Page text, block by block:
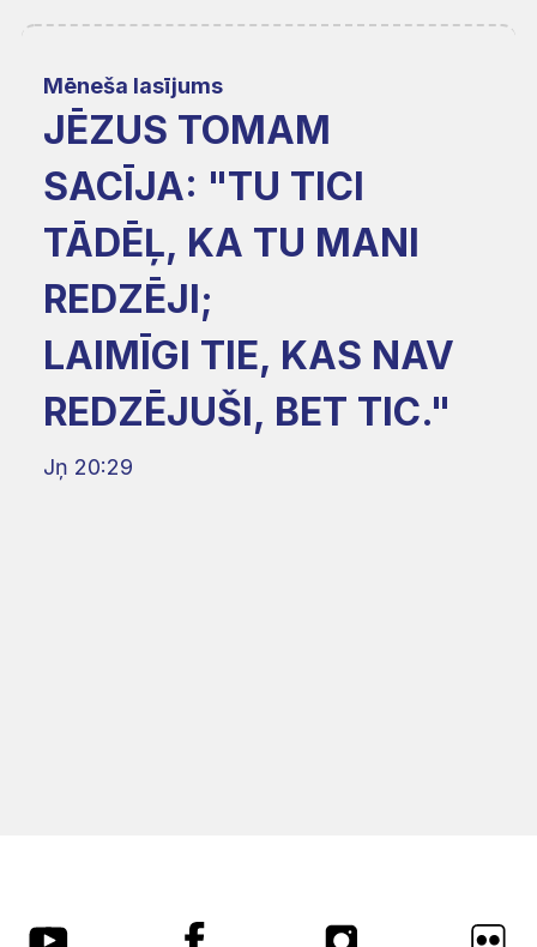
Mēneša lasījums
JĒZUS TOMAM
SACĪJA: "TU TICI
TĀDĒĻ, KA TU MANI
REDZĒJI;
LAIMĪGI TIE, KAS NAV
REDZĒJUŠI, BET TIC."
Jņ 20:29